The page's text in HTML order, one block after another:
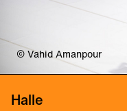
© Vahid Amanpour
Halle